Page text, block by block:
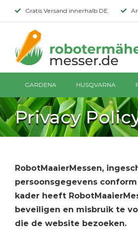
to
content
Gratis Versand innerhalb DE.
GARDENA HUSQVARNA
Privacy
RobotMaaierMessen,
persoonsgegevens
kader heeft
beveiligen en misbruik te
die de website bezoeken.